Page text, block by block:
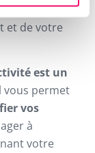
vision claire
et de votre
est un
vous permet
vos
à
votre